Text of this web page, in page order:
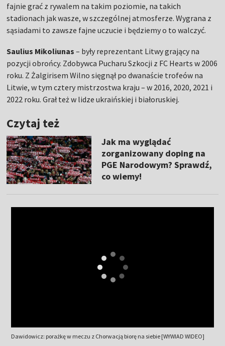
fajnie grać z rywalem na takim poziomie, na takich
stadionach jak wasze, w szczególnej atmosferze. Wygrana z
sąsiadami to zawsze fajne uczucie i będziemy o to walczyć.
Saulius Mikoliunas– były reprezentant Litwy grający na
pozycji obrońcy. Zdobywca Pucharu Szkocji z FC Hearts w 2006
roku. Z Żalgirisem Wilno sięgnął po dwanaście trofeów na
Litwie, w tym cztery mistrzostwa kraju – w 2016, 2020, 2021 i
2022 roku. Grał też w lidze ukraińskiej i białoruskiej.
Czytaj też
Jak ma wyglądać
zorganizowany doping na
PGE Narodowym? Sprawdź,
co wiemy!
Dawidowicz: porażkę w meczu z Chorwacją biorę na siebie [WYWIAD WIDEO]